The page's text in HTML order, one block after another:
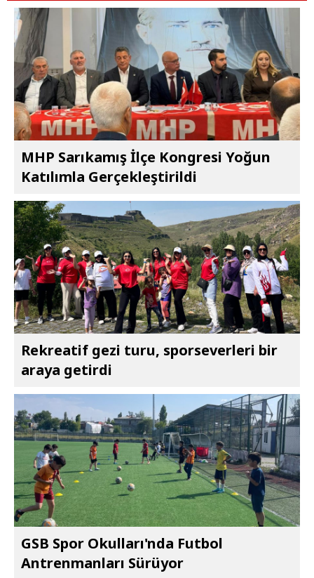
MHP Sarıkamış İlçe Kongresi Yoğun
Katılımla Gerçekleştirildi
Rekreatif gezi turu, sporseverleri bir
araya getirdi
GSB Spor Okulları'nda Futbol
Antrenmanları Sürüyor